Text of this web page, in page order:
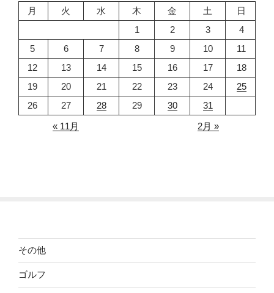
月
火 水 木 金 土
日
1
2 3
4
5
6 7 8 9 10
11
12
13 14 15 16 17
18
19
20 21 22 23 24
25
26
27 28 29 30
31
« 11月
2月 »
その他
ゴルフ